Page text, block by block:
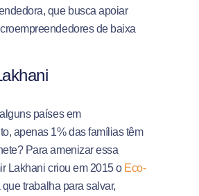
que busca apoiar
de baixa
países em
apenas 1% das famílias têm
Para amenizar essa
Lakhani criou em 2015 o Eco-
trabalha para salvar,